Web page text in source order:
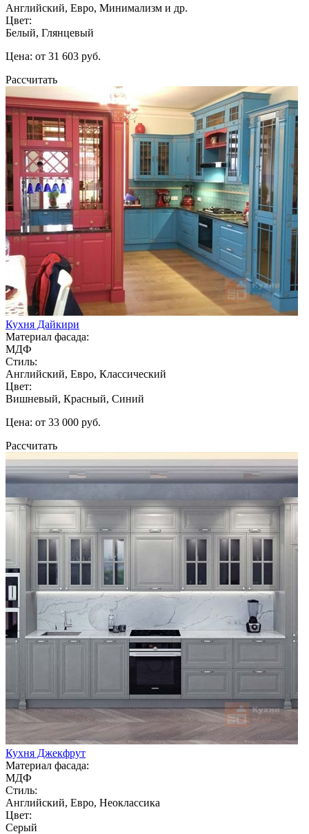
Английский, Евро, Минимализм и др.
Цвет:
Белый, Глянцевый
Цена: от 31 603 руб.
Рассчитать
Кухня Дайкири
Материал фасада:
МДФ
Стиль:
Английский, Евро, Классический
Цвет:
Вишневый, Красный, Синий
Цена: от 33 000 руб.
Рассчитать
Кухня Джекфрут
Материал фасада:
МДФ
Стиль:
Английский, Евро, Неоклассика
Цвет:
Серый